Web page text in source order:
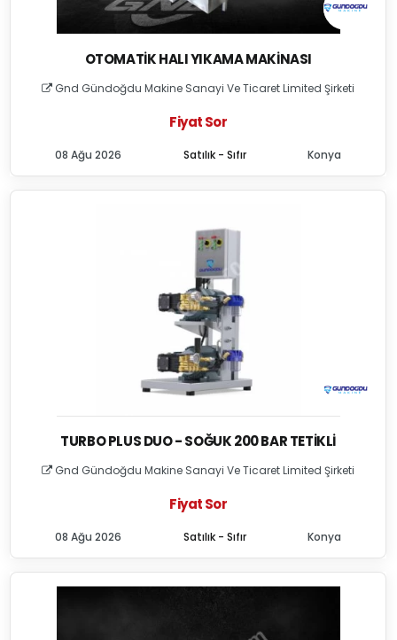
OTOMATIK HALI YIKAMA MAKINASI
Gnd Gündoğdu Makine Sanayi Ve Ticaret Limited Şirketi
Fiyat Sor
Satılık - Sıfır
08 Ağu 2026 Konya
TURBO PLUS DUO - SOĞUK 200 BAR TETIKLI
Gnd Gündoğdu Makine Sanayi Ve Ticaret Limited Şirketi
Fiyat Sor
Satılık - Sıfır
08 Ağu 2026 Konya